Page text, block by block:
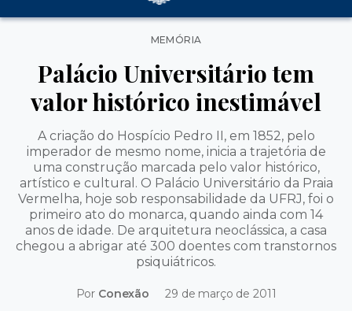
Categorias
MEMÓRIA
Palácio Universitário tem
valor histórico inestimável
A criação do Hospício Pedro II, em 1852, pelo
imperador de mesmo nome, inicia a trajetória de
uma construção marcada pelo valor histórico,
artístico e cultural. O Palácio Universitário da Praia
Vermelha, hoje sob responsabilidade da UFRJ, foi o
primeiro ato do monarca, quando ainda com 14
anos de idade. De arquitetura neoclássica, a casa
chegou a abrigar até 300 doentes com transtornos
psiquiátricos.
Por Conexão 29 de março de 2011